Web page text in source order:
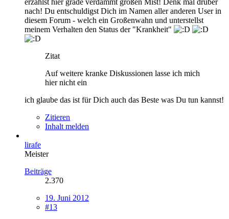
nach! Du entschuldigst Dich im Namen aller anderen User in
diesem Forum - welch ein Großenwahn und unterstellst
meinem Verhalten den Status der "Krankheit"
Zitat
Auf weitere kranke Diskussionen lasse ich mich
hier nicht ein
ich glaube das ist für Dich auch das Beste was Du tun kannst!
Zitieren
Inhalt melden
lirafe
Meister
Beiträge
2.370
19. Juni 2012
#13